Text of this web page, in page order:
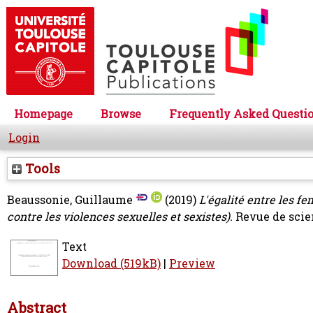
Homepage Browse
Frequently Asked
Login
Tools
Beaussonie, Guillaume (2019)L'égalité entre les
contre les violences sexuelles et sexistes). Revue de
Text
Download (519kB) | Preview
Abstract